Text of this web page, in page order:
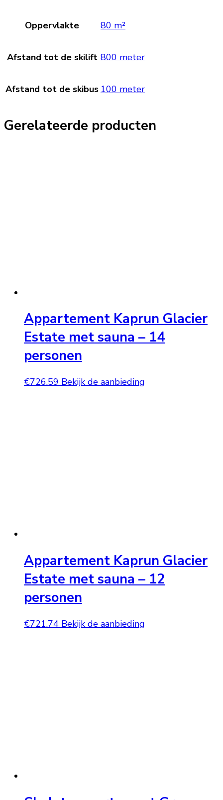
Oppervlakte 80 m²
Afstand tot de skilift 800 meter
Afstand tot de skibus 100 meter
Gerelateerde producten
Appartement Kaprun Glacier
Estate met sauna – 14
personen
€726.59 Bekijk de aanbieding
Appartement Kaprun Glacier
Estate met sauna – 12
personen
€721.74 Bekijk de aanbieding